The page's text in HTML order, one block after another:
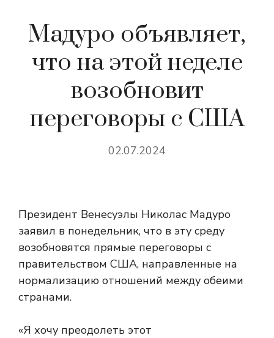
Мадуро объявляет,
что на этой неделе
возобновит
переговоры с США
02.07.2024
Президент Венесуэлы Николас Мадуро
заявил в понедельник, что в эту среду
возобновятся прямые переговоры с
правительством США, направленные на
нормализацию отношений между обеими
странами.
«Я хочу преодолеть этот